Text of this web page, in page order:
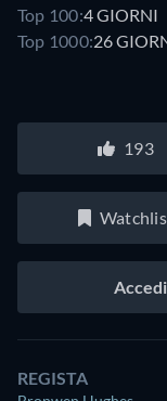
Top 100:4 GIORNI
Top 1000:26
193
Accedi
REGISTA